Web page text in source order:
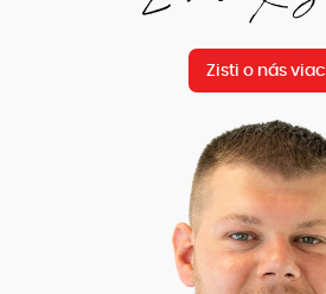
Zisti o nás viac